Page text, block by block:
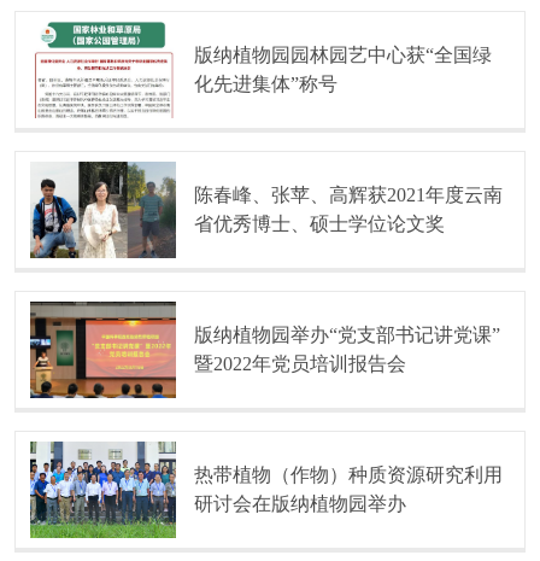
版纳植物园园林园艺中心获“全国绿
化先进集体”称号
陈春峰、张苹、高辉获2021年度云南
省优秀博士、硕士学位论文奖
版纳植物园举办“党支部书记讲党课”
暨2022年党员培训报告会
热带植物（作物）种质资源研究利用
研讨会在版纳植物园举办